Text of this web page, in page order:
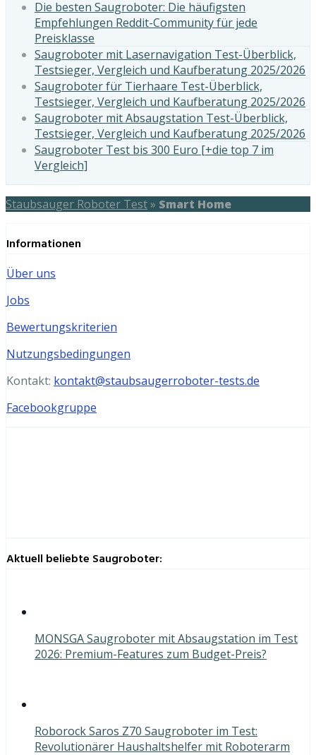
Die besten Saugroboter: Die häufigsten
Empfehlungen Reddit-Community für jede
Preisklasse
Saugroboter mit Lasernavigation Test-Überblick,
Testsieger, Vergleich und Kaufberatung 2025/2026
Saugroboter für Tierhaare Test-Überblick,
Testsieger, Vergleich und Kaufberatung 2025/2026
Saugroboter mit Absaugstation Test-Überblick,
Testsieger, Vergleich und Kaufberatung 2025/2026
Saugroboter Test bis 300 Euro [+die top 7 im
Vergleich]
Staubsauger Roboter Test» Smart Home
Informationen
Über uns
Jobs
Bewertungskriterien
Nutzungsbedingungen
Kontakt: kontakt@staubsaugerroboter-tests.de
Facebookgruppe
Aktuell beliebte Saugroboter:
MONSGA Saugroboter mit Absaugstation im Test
2026: Premium-Features zum Budget-Preis?
Roborock Saros Z70 Saugroboter im Test:
Revolutionärer Haushaltshelfer mit Roboterarm